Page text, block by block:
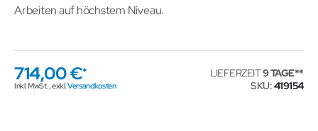
Arbeiten auf höchstem Niveau.
714,00 €
Inkl. MwSt.,exkl.Versandkosten
LIEFERZEIT9 TAGE
SKU 419154